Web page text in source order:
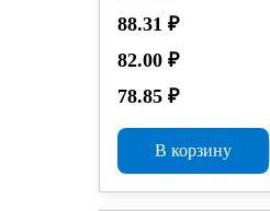
88.31 ₽
82.00 ₽
78.85 ₽
В корзину